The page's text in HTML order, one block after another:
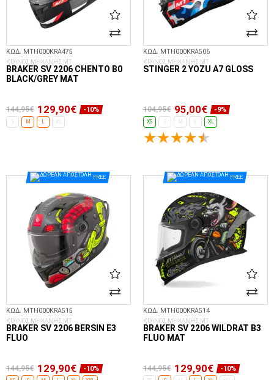
ΚΩΔ. MTH000KRA475
ΚΡΑΝΟΣ ΜΗΧΑΝΗΣ MT
BRAKER SV 2206 CHENTO B0
BLACK/GREY ΜΑΤ
144,95€ 129,90€ -10%
S M L XL
ΚΩΔ. MTH000KRA506
ΚΡΑΝΟΣ ΜΗΧΑΝΗΣ MT
STINGER 2 YOZU A7 GLOSS
104,95€ 95,00€ -9%
XS S XL
FREE
ΚΩΔ. MTH000KRA515
ΚΡΑΝΟΣ ΜΗΧΑΝΗΣ MT
BRAKER SV 2206 BERSIN E3
FLUO
144,95€ 129,90€ -10%
FREE
ΚΩΔ. MTH000KRA514
ΚΡΑΝΟΣ ΜΗΧΑΝΗΣ MT
BRAKER SV 2206 WILDRAT B3
FLUO MAT
144,95€ 129,90€ -10%